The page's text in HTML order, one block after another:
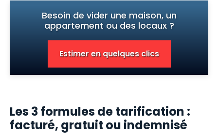
Besoin de vider une maison, un
appartement ou des locaux ?
Estimer en quelques clics
Les 3 formules de tarification :
facturé, gratuit ou indemnisé